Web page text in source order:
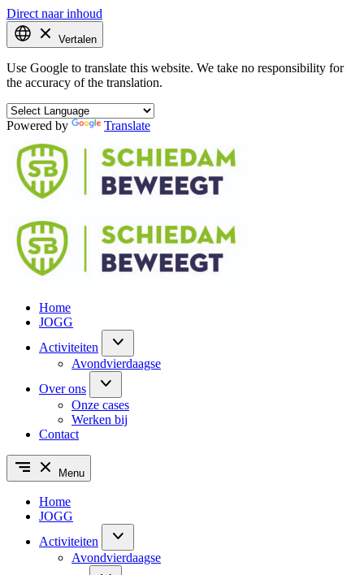
Direct naar inhoud
Vertalen
Use Google to translate this website. We take no responsibility for
the accuracy of the translation.
Powered by Translate
Home
JOGG
Activiteiten
Avondvierdaagse
Over ons
Onze cases
Werken bij
Contact
Menu
Home
JOGG
Activiteiten
Avondvierdaagse